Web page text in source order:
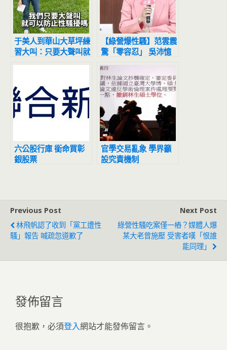
于美人到華山大草坪練
習大叫：只要大聲叫就
可以防止性騷擾嗎?
【綠營爆性騷】范雲震
驚「零容忍」 吳沛憶
喊黨內也要究責
六公股行庫 銜命買彰
銀股票
官學交易亂象 學界籲
設究責機制
Previous Post
林飛帆認了收到「黨工遭性
騷」報告 喊疏忽道歉了
Next Post
綠營性騷吃案僅一樁？媒體人爆
某大老曾施壓 受害者嘆「恨誰
能同理」
發佈留言
很抱歉，必須登入網站才能發佈留言。